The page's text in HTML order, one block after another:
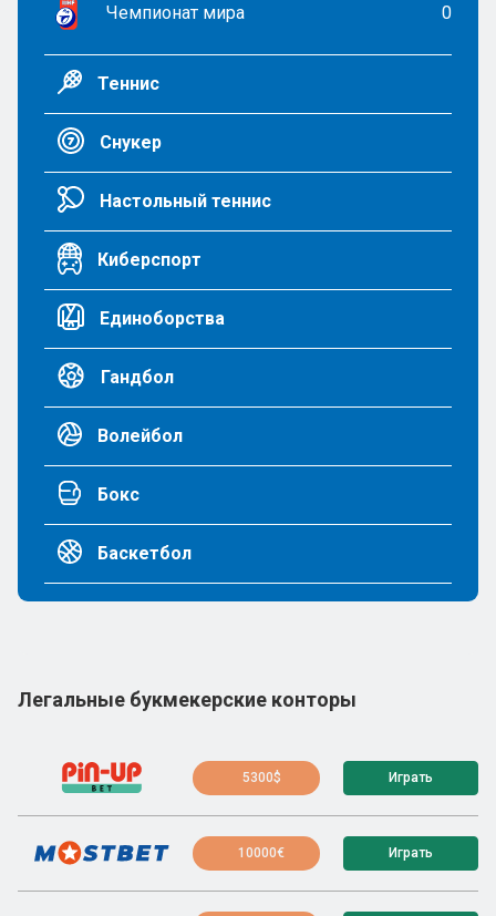
Чемпионат мира 0
Теннис
Снукер
Настольный теннис
Киберспорт
Единоборства
Гандбол
Волейбол
Бокс
Баскетбол
Легальные букмекерские конторы
5300$ Играть
10000€ Играть